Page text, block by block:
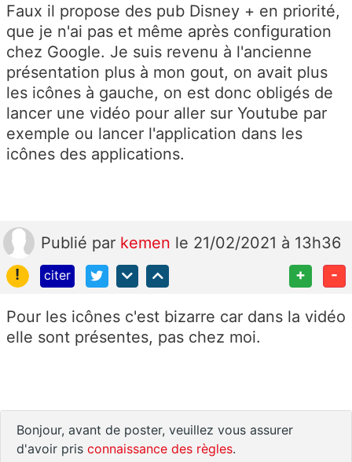
Faux il propose des pub Disney + en priorité,
que je n'ai pas et même après configuration
chez Google. Je suis revenu à l'ancienne
présentation plus à mon gout, on avait plus
les icônes à gauche, on est donc obligés de
lancer une vidéo pour aller sur Youtube par
exemple ou lancer l'application dans les
icônes des applications.
Publié par kemen le 21/02/2021 à 13h36
!
citer + -
Pour les icônes c'est bizarre car dans la vidéo
elle sont présentes, pas chez moi.
Bonjour, avant de poster, veuillez vous assurer
d'avoir pris connaissance des règles.